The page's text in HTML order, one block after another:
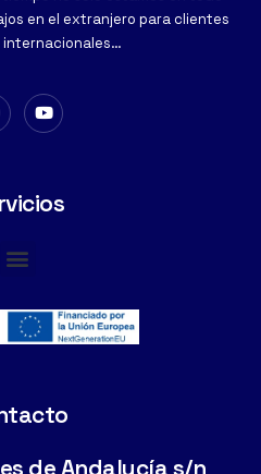
en el extranjero para clientes
internacionales…
de Andalucía s/n